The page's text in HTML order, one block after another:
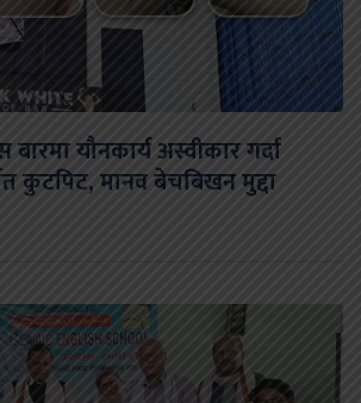
यौनकार्य अस्वीकार गर्दा
कुटपिट, मानव बेचबिखन मुद्दा